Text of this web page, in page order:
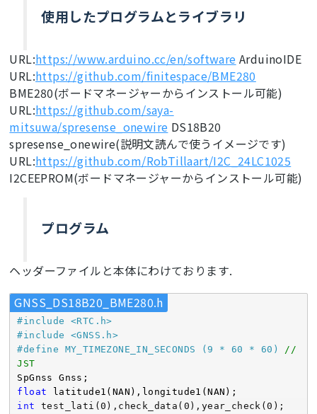
使用したプログラムとライブラリ
URL:https://www.arduino.cc/en/software ArduinoIDE
URL:https://github.com/finitespace/BME280
BME280(ボードマネージャーからインストール可能)
URL:https://github.com/saya-
mitsuwa/spresense_onewire DS18B20
spresense_onewire(説明文読んで使うイメージです)
URL:https://github.com/RobTillaart/I2C_24LC1025
I2CEEPROM(ボードマネージャーからインストール可能)
プログラム
ヘッダーファイルと本体にわけております.
GNSS_DS18B20_BME280.h
#include
<RTC.h>
#include
<GNSS.h>
#define MY_TIMEZONE_IN_SECONDS (9 * 60 * 60) //
JST
float
int
test_lati(0 ),check_data( 0 ),year_check(0